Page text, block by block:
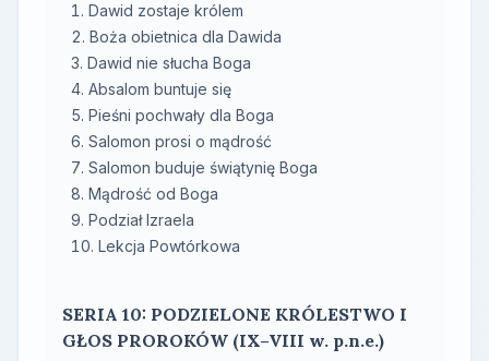
Dawid zostaje królem
Boża obietnica dla Dawida
Dawid nie słucha Boga
Absalom buntuje się
Pieśni pochwały dla Boga
Salomon prosi o mądrość
Salomon buduje świątynię Boga
Mądrość od Boga
Podział Izraela
Lekcja Powtórkowa
SERIA 10: PODZIELONE KRÓLESTWO I
GŁOS PROROKÓW (IX–VIII w. p.n.e.)